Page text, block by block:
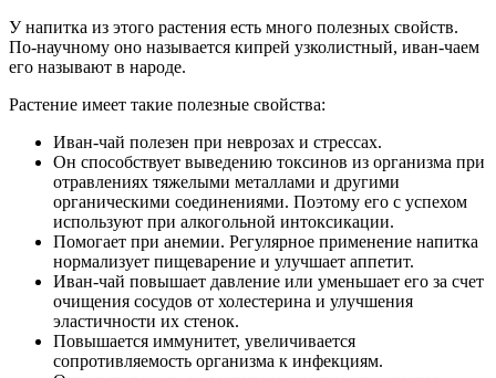
У напитка из этого растения есть много полезных свойств.
По-научному оно называется кипрей узколистный, иван-чаем
его называют в народе.
Растение имеет такие полезные свойства:
Иван-чай полезен при неврозах и стрессах.
Он способствует выведению токсинов из организма при
отравлениях тяжелыми металлами и другими
органическими соединениями. Поэтому его с успехом
используют при алкогольной интоксикации.
Помогает при анемии. Регулярное применение напитка
нормализует пищеварение и улучшает аппетит.
Иван-чай повышает давление или уменьшает его за счет
очищения сосудов от холестерина и улучшения
эластичности их стенок.
Повышается иммунитет, увеличивается
сопротивляемость организма к инфекциям.